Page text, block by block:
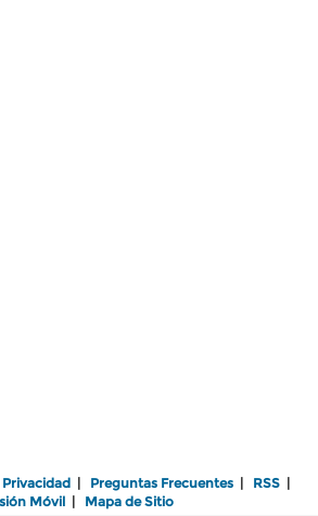
Privacidad | Preguntas Frecuentes | RSS |
Móvil| Mapa de Sitio